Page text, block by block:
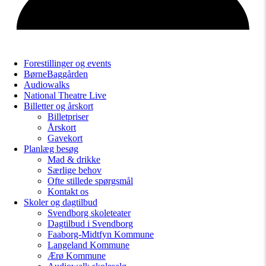
Forestillinger og events
BørneBaggården
Audiowalks
National Theatre Live
Billetter og årskort
Billetpriser
Årskort
Gavekort
Planlæg besøg
Mad & drikke
Særlige behov
Ofte stillede spørgsmål
Kontakt os
Skoler og dagtilbud
Svendborg skoleteater
Dagtilbud i Svendborg
Faaborg-Midtfyn Kommune
Langeland Kommune
Ærø Kommune